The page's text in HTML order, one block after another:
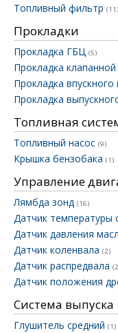
Топливный фильтр (11)
Прокладки
Прокладка ГБЦ (5)
Прокладка
Прокладка впускного
Прокладка
Топливная
Топливный насос (9)
Крышка бензобака (1)
Управление
Лямбда зонд (16)
Датчик
Датчик давления
Датчик коленвала (2)
Датчик распредвала
Датчик положения
Система выпуска
Глушитель средний (1)